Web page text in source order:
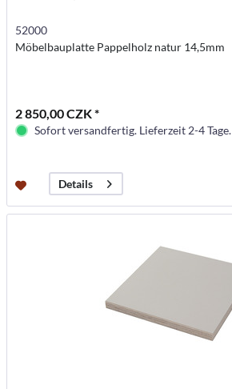
52000
Möbelbauplatte Pappelholz natur 14,5mm
2 850,00 CZK *
Sofort versandfertig. Lieferzeit 2-4 Tage.
Details